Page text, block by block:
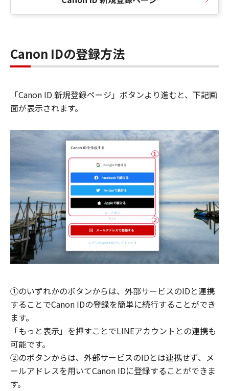
Canon IDの登録方法
「Canon ID 新規登録ページ」ボタンより進むと、下記画
面が表示されます。
①のいずれかのボタンからは、外部サービスのIDと連携
することでCanon IDの登録を簡単に続行することができ
ます。
「もっと表示」を押すことでLINEアカウントとの連携も
可能です。
②のボタンからは、外部サービスのIDとは連携せず、メ
ールアドレスを用いてCanon IDに登録することができま
す。